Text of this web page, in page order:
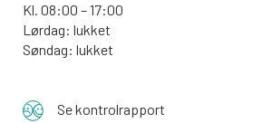
Kl. 08:00 – 17:00
Lørdag: lukket
Søndag: lukket
Se kontrolrapport